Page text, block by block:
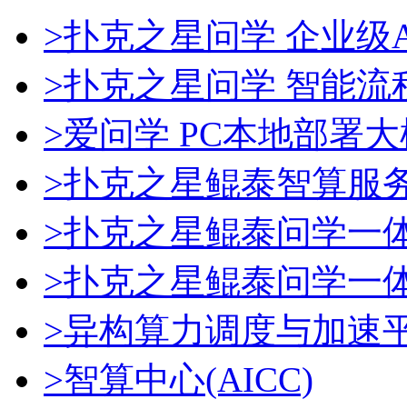
>扑克之星问学 企业级
>扑克之星问学 智能流
>爱问学 PC本地部署
>扑克之星鲲泰智算服
>扑克之星鲲泰问学一
>扑克之星鲲泰问学一
>异构算力调度与加速
>智算中心(AICC)